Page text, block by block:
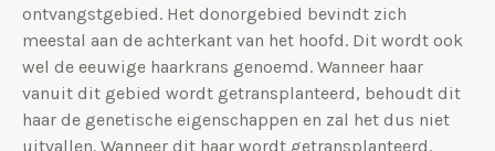
ontvangstgebied. Het donorgebied bevindt zich
meestal aan de achterkant van het hoofd. Dit wordt ook
wel de eeuwige haarkrans genoemd. Wanneer haar
vanuit dit gebied wordt getransplanteerd, behoudt dit
haar de genetische eigenschappen en zal het dus niet
uitvallen. Wanneer dit haar wordt getransplanteerd,